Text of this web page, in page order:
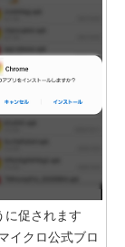
に促されます
イクロ公式ブロ